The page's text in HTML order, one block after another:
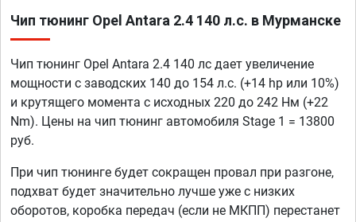
Чип тюнинг Opel Antara 2.4 140 л.с. в Мурманске
Чип тюнинг Opel Antara 2.4 140 лс дает увеличение
мощности с заводских 140 до 154 л.с. (+14 hp или 10%)
и крутящего момента с исходных 220 до 242 Нм (+22
Nm). Цены на чип тюнинг автомобиля Stage 1 = 13800
руб.
При чип тюнинге будет сокращен провал при разгоне,
подхват будет значительно лучше уже с низких
оборотов, коробка передач (если не МКПП) перестанет